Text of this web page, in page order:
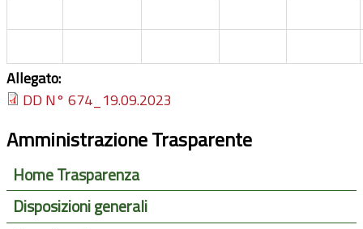
Allegato:
DD N° 674_19.09.2023
Amministrazione Trasparente
Home Trasparenza
Disposizioni generali